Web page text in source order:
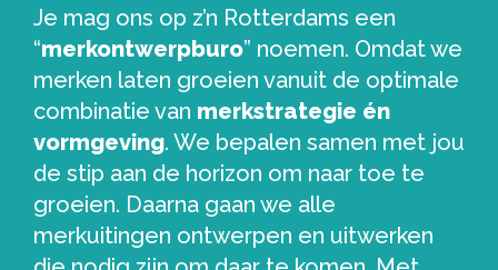
Je mag ons op z’n Rotterdams een
“merkontwerpburo” noemen. Omdat we
merken laten groeien vanuit de optimale
combinatie van merkstrategie én
vormgeving. We bepalen samen met jou
de stip aan de horizon om naar toe te
groeien. Daarna gaan we alle
merkuitingen ontwerpen en uitwerken